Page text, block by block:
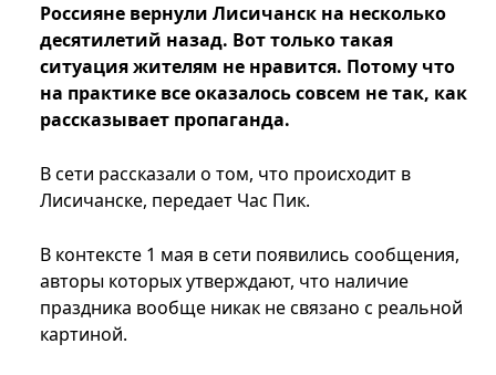
Россияне вернули Лисичанск на несколько
десятилетий назад. Вот только такая
ситуация жителям не нравится. Потому что
на практике все оказалось совсем не так, как
рассказывает пропаганда.
В сети рассказали о том, что происходит в
Лисичанске, передает Час Пик.
В контексте 1 мая в сети появились сообщения,
авторы которых утверждают, что наличие
праздника вообще никак не связано с реальной
картиной.